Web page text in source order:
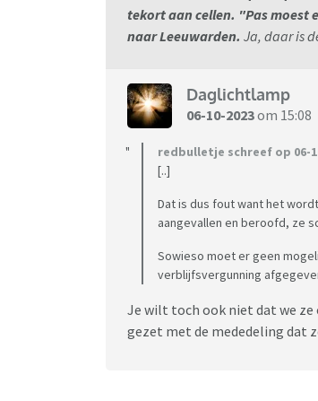
tekort aan cellen. "Pas moest
naar Leeuwarden. Ja, daar is
Daglichtlamp
06-10-2023om 15:08
redbulletje schreef op 06-
[..]
Dat is dus fout want het
aangevallen en beroofd, ze
Sowieso moet er geen
verblijfsvergunning
Je wilt toch ook niet dat we ze
gezet met de mededeling dat